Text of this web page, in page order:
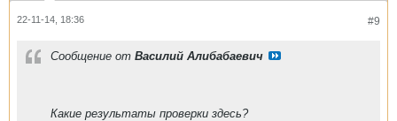
#9
22-11-14, 18:36
Сообщение от Василий Алибабаевич
Какие результаты проверки здесь?